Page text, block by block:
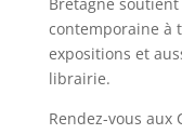
contemporaine à
expositions et
librairie.
Rendez-vous aux